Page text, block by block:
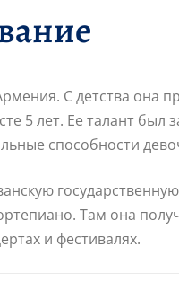
С детства она
5 лет. Ее талант был
способности
Там она
и фестивалях.